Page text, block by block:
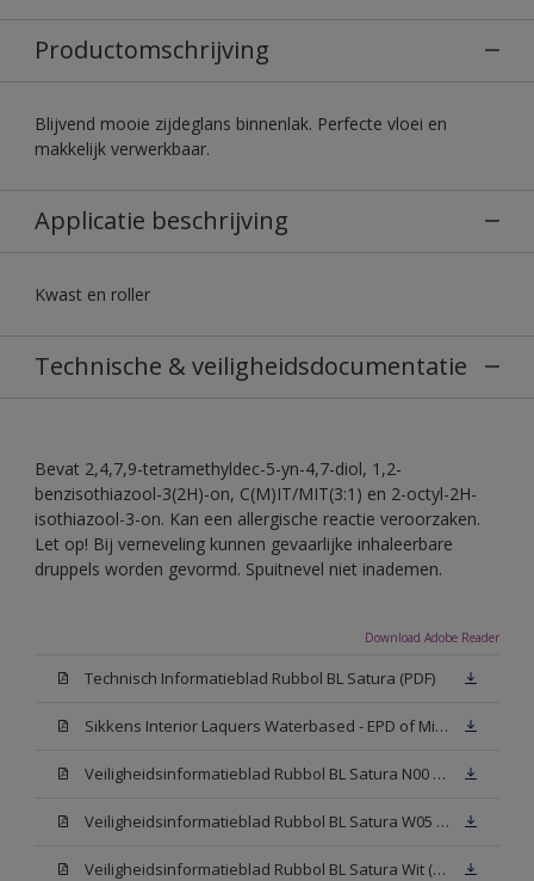
Productomschrijving
Blijvend mooie zijdeglans binnenlak. Perfecte vloei en
makkelijk verwerkbaar.
Applicatie beschrijving
Kwast en roller
Technische & veiligheidsdocumentatie
Bevat 2,4,7,9-tetramethyldec-5-yn-4,7-diol, 1,2-
benzisothiazool-3(2H)-on, C(M)IT/MIT(3:1) en 2-octyl-2H-
isothiazool-3-on. Kan een allergische reactie veroorzaken.
Let op! Bij verneveling kunnen gevaarlijke inhaleerbare
druppels worden gevormd. Spuitnevel niet inademen.
Download Adobe Reader
Technisch Informatieblad Rubbol BL Satura (PDF)
Sikkens Interior Laquers Waterbased - EPD of Milieuproductverklaring
Veiligheidsinformatieblad Rubbol BL Satura N00 (MSDS)
Veiligheidsinformatieblad Rubbol BL Satura W05 (MSDS)
Veiligheidsinformatieblad Rubbol BL Satura Wit (MSDS)